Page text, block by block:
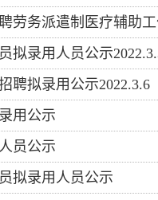
劳务派遣制医疗辅助
拟录用人员公示
聘拟录用公示2022.3.6
用公示
员公示
拟录用人员公示